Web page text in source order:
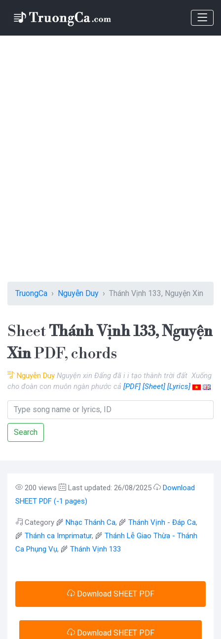
TruongCa Nguyễn Duy Thánh Vịnh 133, Nguyện Xin
SheetThánh Vịnh 133, Nguyện
XinPDF, chords
Nguyễn Duy Nguyện xin Đấng đã i i tạo thành trời đất Xuống
cho đoàn con muôn ngàn phước cả [PDF] [Sheet] [Lyrics]
Search
200 views Last updated: 26/08/2025
Download
SHEET PDF (-1 pages)
Category 🌾 Nhạc Thánh Ca, 🌾 Thánh Vịnh - Đáp Ca,
🌾 Thánh ca Imprimatur, 🌾 Thánh Lễ Giao Thừa - Thánh
Ca Phụng Vụ, 🌾 Thánh Vịnh 133
Download SHEET PDF
Download SHEET PDF